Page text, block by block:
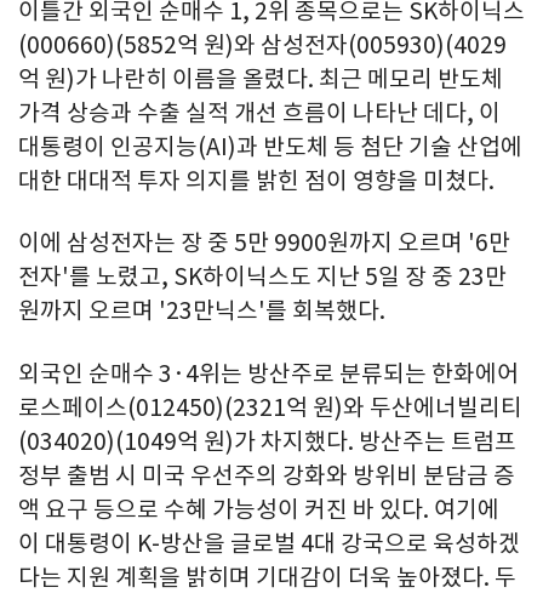
이틀간 외국인 순매수 1, 2위 종목으로는 SK하이닉스
(000660)(5852억 원)와 삼성전자(005930)(4029
억 원)가 나란히 이름을 올렸다. 최근 메모리 반도체
가격 상승과 수출 실적 개선 흐름이 나타난 데다, 이
대통령이 인공지능(AI)과 반도체 등 첨단 기술 산업에
대한 대대적 투자 의지를 밝힌 점이 영향을 미쳤다.
이에 삼성전자는 장 중 5만 9900원까지 오르며 '6만
전자'를 노렸고, SK하이닉스도 지난 5일 장 중 23만
원까지 오르며 '23만닉스'를 회복했다.
외국인 순매수 3·4위는 방산주로 분류되는 한화에어
로스페이스(012450)(2321억 원)와 두산에너빌리티
(034020)(1049억 원)가 차지했다. 방산주는 트럼프
정부 출범 시 미국 우선주의 강화와 방위비 분담금 증
액 요구 등으로 수혜 가능성이 커진 바 있다. 여기에
이 대통령이 K-방산을 글로벌 4대 강국으로 육성하겠
다는 지원 계획을 밝히며 기대감이 더욱 높아졌다. 두